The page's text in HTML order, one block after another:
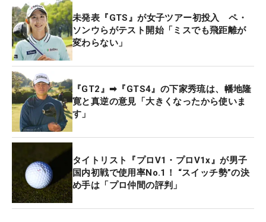
未発表『GTS』が女子ツアー初投入 ペ・
ソンウらがテスト開始「ミスでも飛距離が
変わらない」
『GT2』➡『GTS4』の下家秀琉は、幡地隆
寛と真逆の意見「大きくなったから使いま
す」
タイトリスト『プロV1・プロV1x』が男子
国内初戦で使用率No.1！ “スイッチ勢”の決
め手は「プロ仲間の評判」